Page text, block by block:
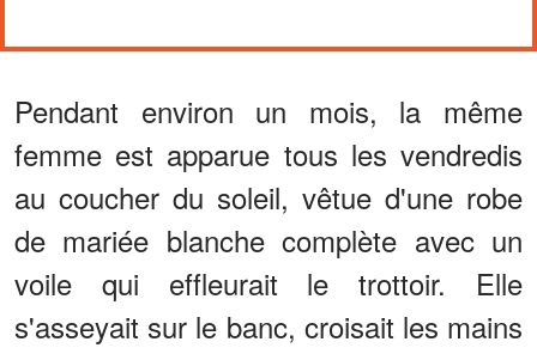
Pendant environ un mois, la même
femme est apparue tous les vendredis
au coucher du soleil, vêtue d'une robe
de mariée blanche complète avec un
voile qui effleurait le trottoir. Elle
s'asseyait sur le banc, croisait les mains